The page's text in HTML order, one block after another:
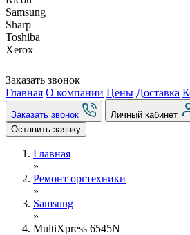
Samsung
Sharp
Toshiba
Xerox
Заказать звонок
Главная О компании Цены Доставка
Заказать звонок
Личный кабинет
Оставить заявку
Главная
»
Ремонт оргтехники
»
Samsung
»
MultiXpress 6545N